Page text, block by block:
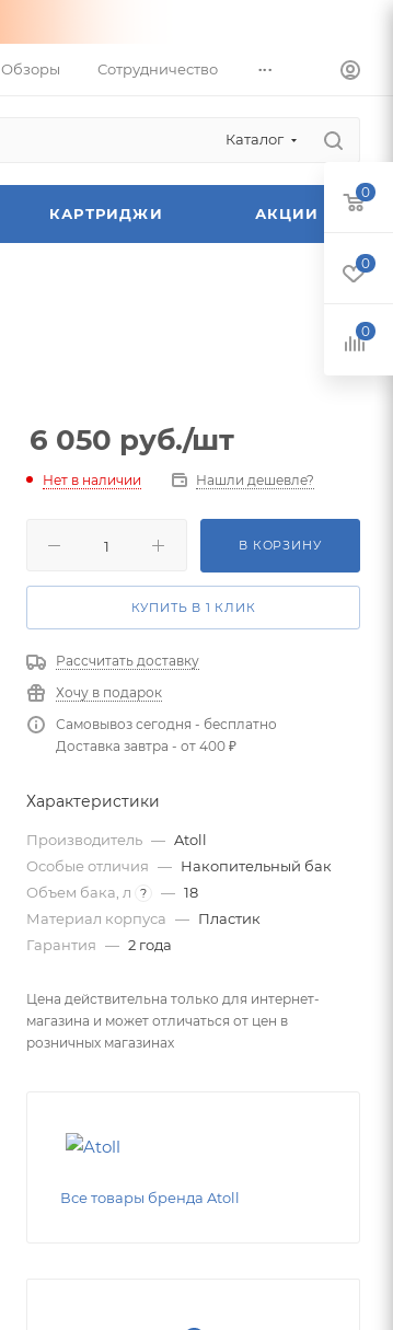
Обзоры Сотрудничество ...
Каталог
КАРТРИДЖИ АКЦИИ
6 050 руб./шт
Нет в наличии Нашли дешевле?
В КОРЗИНУ
КУПИТЬ В 1 КЛИК
Рассчитать доставку
Хочу в подарок
Самовывоз сегодня - бесплатно
Доставка завтра - от 400 ₽
Характеристики
Производитель — Atoll
Особые отличия — Накопительный бак
Объем бака, л
? — 18
Материал корпуса — Пластик
Гарантия — 2 года
Цена действительна только для интернет-
магазина и может отличаться от цен в
розничных магазинах
Все товары бренда Atoll
0
0
0